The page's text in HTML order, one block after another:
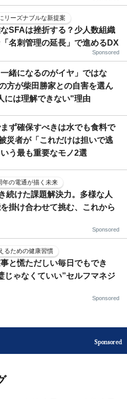
リーズナブルな新提案
SFAは挫折する？少人数組織
名刺管理の延長」で進めるDX
Sponsored
一緒になるのがイヤ」ではな
方が柴田勝家との自害を選ん
には理解できない"理由
ず確保すべきは水でも食料で
災者が「これだけは担いで逃
う最も重要なモノ2選
年の電通が描く未来
続けた課題解決力。多様な人
掛け合わせて挑む、これから
Sponsored
るための健康習慣
と慌ただしい毎日でもでき
じゃなくていい”セルフマネジ
Sponsored
Sponsored